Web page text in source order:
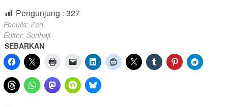
Pengunjung : 327
Penulis: Zen
Editor: Sonhaji
SEBARKAN